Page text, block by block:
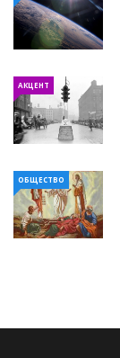
АКЦЕНТ
ОБЩЕСТВО